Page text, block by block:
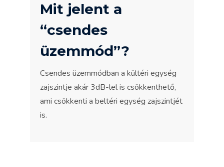
Mit jelent a
“csendes
üzemmód”?
Csendes üzemmódban a kültéri egység
zajszintje akár 3dB-lel is csökkenthető,
ami csökkenti a beltéri egység zajszintjét
is.